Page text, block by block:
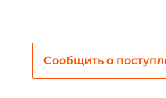
Сообщить о